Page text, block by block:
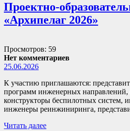
Проектно-
«Архипелаг 2026»
Просмотров: 59
Нет комментариев
25.06.2026
К участию приглашаются:
программ инженерных
конструкторы беспилотных систем,
инженеры реинжиниринга,
Читать далее